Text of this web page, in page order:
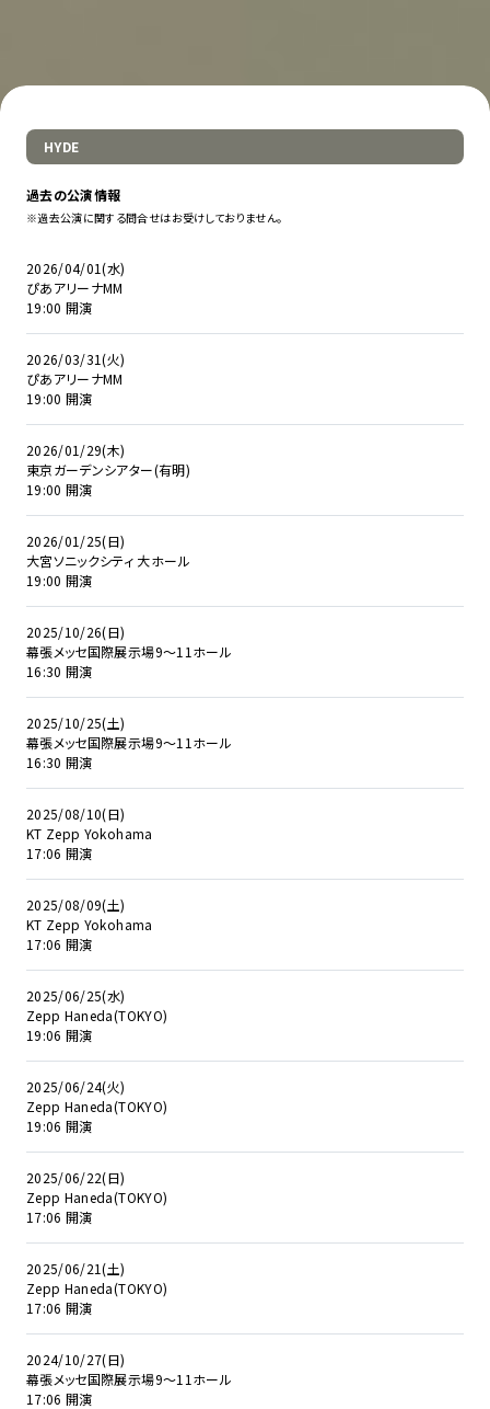
HYDE
過去の公演情報
※過去公演に関する問合せはお受けしておりません。
2026/04/01(水)
ぴあアリーナMM
19:00 開演
2026/03/31(火)
ぴあアリーナMM
19:00 開演
2026/01/29(木)
東京ガーデンシアター(有明)
19:00 開演
2026/01/25(日)
大宮ソニックシティ 大ホール
19:00 開演
2025/10/26(日)
幕張メッセ国際展示場9～11ホール
16:30 開演
2025/10/25(土)
幕張メッセ国際展示場9～11ホール
16:30 開演
2025/08/10(日)
KT Zepp Yokohama
17:06 開演
2025/08/09(土)
KT Zepp Yokohama
17:06 開演
2025/06/25(水)
Zepp Haneda(TOKYO)
19:06 開演
2025/06/24(火)
Zepp Haneda(TOKYO)
19:06 開演
2025/06/22(日)
Zepp Haneda(TOKYO)
17:06 開演
2025/06/21(土)
Zepp Haneda(TOKYO)
17:06 開演
2024/10/27(日)
幕張メッセ国際展示場9～11ホール
17:06 開演